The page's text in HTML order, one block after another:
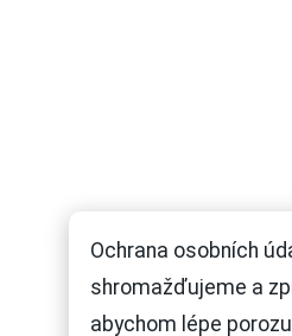
Ochrana osobních
shromažďujeme a
abychom lépe